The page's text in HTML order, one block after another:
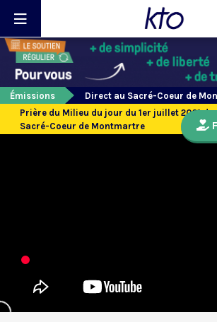
Émissions
Direct au Sacré-Coeur de
Prière du Milieu du jour du 1er juillet 2021
Sacré-Coeur de Montmartre